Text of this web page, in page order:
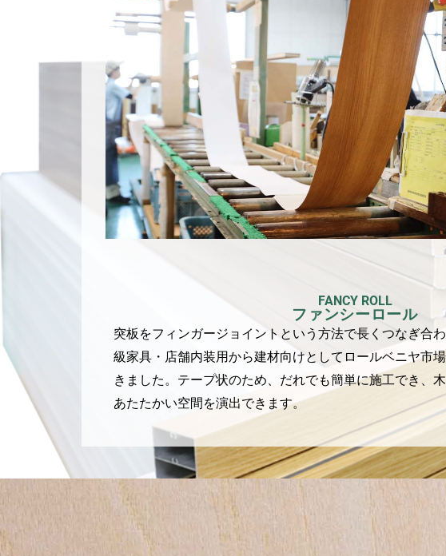
FANCY ROLL
ファンシーロール
突板をフィンガージョイントという方法で長くつなぎ合
級家具・店舗内装用から建材向けとしてロールベニヤ市
きました。テープ状のため、だれでも簡単に施工でき、
あたたかい空間を演出できます。